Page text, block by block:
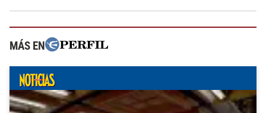
MÁS EN